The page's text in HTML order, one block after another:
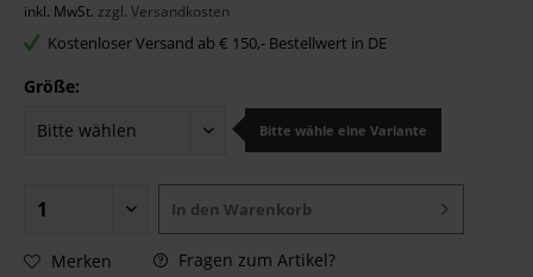
inkl. MwSt. zzgl. Versandkosten
Kostenloser Versand ab € 150,- Bestellwert in DE
Größe:
Bitte wähle eine Variante
In den Warenkorb
Merken
Fragen zum Artikel?